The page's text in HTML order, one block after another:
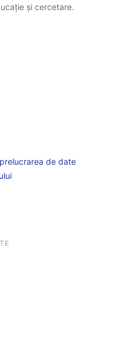
și cercetare.
de date